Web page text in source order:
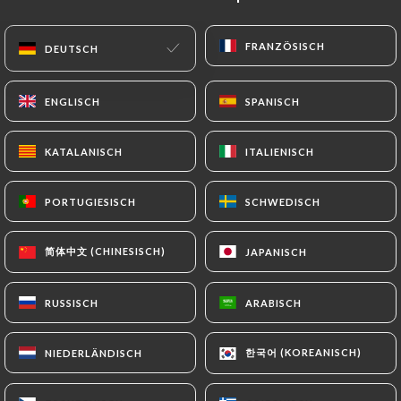
DEUTSCH FRANZÖSISCH
ENGLISCH SPANISCH
KATALANISCH ITALIENISCH
PORTUGIESISCH SCHWEDISCH
简体中文 (CHINESISCH) JAPANISCH
RUSSISCH ARABISCH
NIEDERLÄNDISCH 한국어 (KOREANISCH)
/
Kontakt
Quilombo
DEUTSCH FRANZÖSISCH
ENGLISCH SPANISCH
KATALANISCH ITALIENISCH
PORTUGIESISCH SCHWEDISCH
简体中文 (CHINESISCH) JAPANISCH
RUSSISCH ARABISCH
NIEDERLÄNDISCH 한국어 (KOREANISCH)